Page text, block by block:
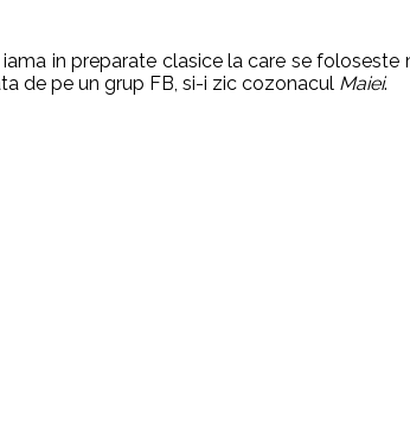
in preparate clasice la care se
de pe un grup FB, si-i zic cozonacul Maiei.